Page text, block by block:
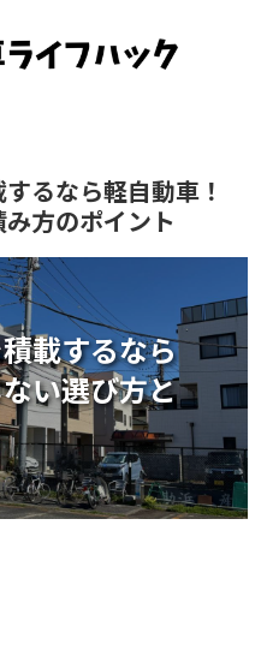
るなら軽自動車！
方のポイント
載するなら
い選び方と